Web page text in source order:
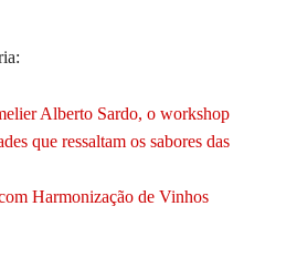
Alberto Sardo, o workshop
que ressaltam os sabores das
Harmonização de Vinhos